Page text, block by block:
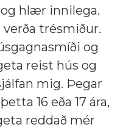
hlær innilega.
trésmiður.
og
reist hús og
mig. Þegar
16 eða 17 ára,
reddað mér